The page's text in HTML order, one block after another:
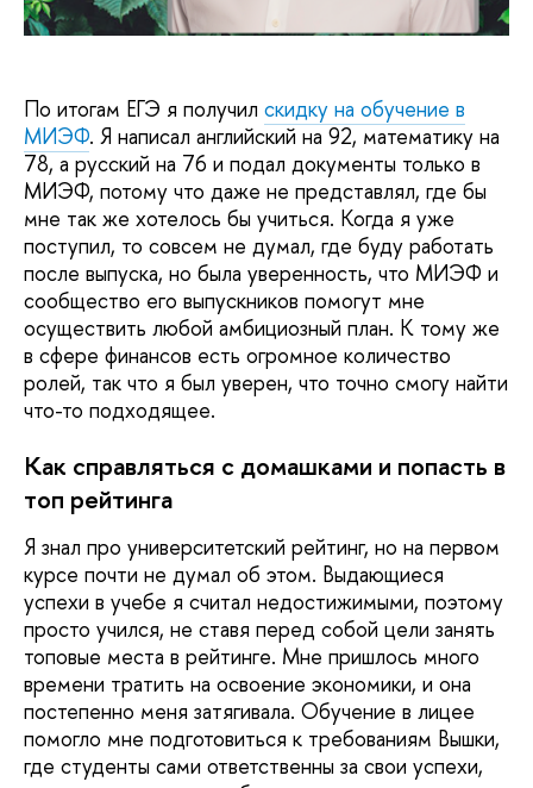
По итогам ЕГЭ я получил скидку на обучение в
МИЭФ. Я написал английский на 92, математику на
78, а русский на 76 и подал документы только в
МИЭФ, потому что даже не представлял, где бы
мне так же хотелось бы учиться. Когда я уже
поступил, то совсем не думал, где буду работать
после выпуска, но была уверенность, что МИЭФ и
сообщество его выпускников помогут мне
осуществить любой амбициозный план. К тому же
в сфере финансов есть огромное количество
ролей, так что я был уверен, что точно смогу найти
что-то подходящее.
Как справляться с домашками и попасть в
топ рейтинга
Я знал про университетский рейтинг, но на первом
курсе почти не думал об этом. Выдающиеся
успехи в учебе я считал недостижимыми, поэтому
просто учился, не ставя перед собой цели занять
топовые места в рейтинге. Мне пришлось много
времени тратить на освоение экономики, и она
постепенно меня затягивала. Обучение в лицее
помогло мне подготовиться к требованиям Вышки,
где студенты сами ответственны за свои успехи,